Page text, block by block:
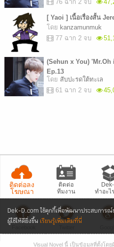
Dek-D.com ใช้คุกกี้เพื่อพัฒนาประสบการณ์
ผู้ใช้ให้ดียิ่งขึ้น เรียนรู้เพิ่มเติมที่นี่
76 ฉาก 2 จบ
[ Yaoi ] เนื้อเรื่องสั้น
โดย kanzamunmuk
77 ฉาก 2 จบ
(Sehun x You)
Ep.13
โดย สับปะรดใต้ทะเล
61 ฉาก 2 จบ
ติดต่อลง
โฆษณา
ติดต่อ
ทีมงาน
ทำอะไ
• แจ้งปัญหาเว็บไซต์ • Dek-D เ
Visual Novel นี้ เป็นข้อมูลที่ตั้งโดย